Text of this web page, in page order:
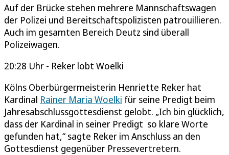
Auf der Brücke stehen mehrere Mannschaftswagen
der Polizei und Bereitschaftspolizisten patrouillieren.
Auch im gesamten Bereich Deutz sind überall
Polizeiwagen.
20:28 Uhr - Reker lobt Woelki
Kölns Oberbürgermeisterin Henriette Reker hat
Kardinal Rainer Maria Woelki für seine Predigt beim
Jahresabschlussgottesdienst gelobt. „Ich bin glücklich,
dass der Kardinal in seiner Predigt so klare Worte
gefunden hat,“ sagte Reker im Anschluss an den
Gottesdienst gegenüber Pressevertretern.